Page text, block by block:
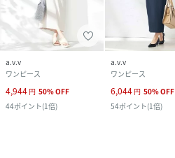
a.v.v
ワンピース
4,944 円 50%OFF
44ポイント(1倍)
a.v.v
ワンピース
6,044 円 50%OFF
54ポイント(1倍)